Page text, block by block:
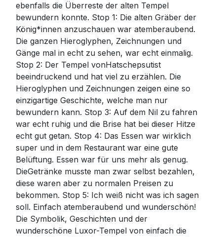
ebenfalls die Überreste der alten Tempel
bewundern konnte. Stop 1: Die alten Gräber der
König*innen anzuschauen war atemberaubend.
Die ganzen Hieroglyphen, Zeichnungen und
Gänge mal in echt zu sehen, war echt einmalig.
Stop 2: Der Tempel vonHatschepsutist
beeindruckend und hat viel zu erzählen. Die
Hieroglyphen und Zeichnungen zeigen eine so
einzigartige Geschichte, welche man nur
bewundern kann. Stop 3: Auf dem Nil zu fahren
war echt ruhig und die Brise hat bei dieser Hitze
echt gut getan. Stop 4: Das Essen war wirklich
super und in dem Restaurant war eine gute
Belüftung. Essen war für uns mehr als genug.
DieGetränke musste man zwar selbst bezahlen,
diese waren aber zu normalen Preisen zu
bekommen. Stop 5: Ich weiß nicht was ich sagen
soll. Einfach atemberaubend und wunderschön!
Die Symbolik, Geschichten und der
wunderschöne Luxor-Tempel von einfach die